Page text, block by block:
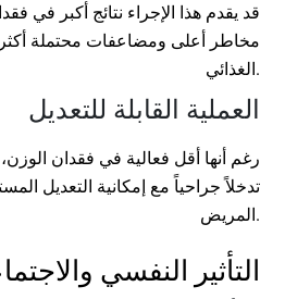
قد يقدم هذا الإجراء نتائج أكبر في
مخاطر أعلى ومضاعفات محتملة
الغذائي.
العملية القابلة للتعديل
رغم أنها أقل فعالية في فقدان الوزن،
تدخلاً جراحياً مع إمكانية التعديل
المريض.
التأثير النفسي